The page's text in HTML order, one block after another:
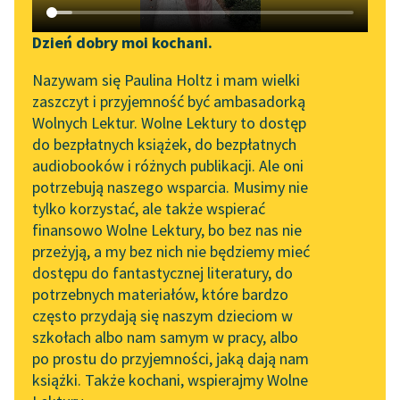
Katalog DAISY
Podkasty o książkach
Zgłoś brak utworu
Aktualności
Zapraszamy na spotkanie
online z tłumaczkami
literatury skandynawskiej
Spotkanie z Katarzyną
Tunkiel w Oslo
Wolne Lektury na 32.
Pol’and’Rock Festivalu
„Kochanek Lady
Chatterley” do słuchania
na Wolnych Lekturach
Nowy audiobook –
Narzędzia
Mapa Wolnych Lektur
Leśmianator
Przewodnik dla piszących i
czytających
API
OAI-PMH
Widget Wolnych Lektur
Przypisy
Dzień dobry moi kochani.
Nazywam się Paulina Holtz i mam wielki
zaszczyt i przyjemność być ambasadorką
Wolnych Lektur. Wolne Lektury to dostęp
do bezpłatnych książek, do bezpłatnych
audiobooków i różnych publikacji. Ale oni
potrzebują naszego wsparcia. Musimy nie
tylko korzystać, ale także wspierać
finansowo Wolne Lektury, bo bez nas nie
przeżyją, a my bez nich nie będziemy mieć
dostępu do fantastycznej literatury, do
potrzebnych materiałów, które bardzo
często przydają się naszym dzieciom w
szkołach albo nam samym w pracy, albo
po prostu do przyjemności, jaką dają nam
książki. Także kochani, wspierajmy Wolne
Sortuj:
Twórczość Marceli Tarnowski
Tłumaczenia